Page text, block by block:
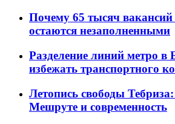
Почему 65 тысяч
остаются незаполненными
Разделение линий метро в
избежать транспортного
Летопись свободы
Мешруте и современность